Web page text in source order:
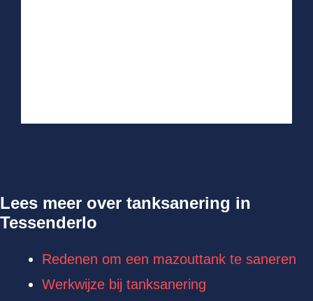
Lees meer over tanksanering in
Tessenderlo
Redenen om een mazouttank te saneren
Werkwijze bij tanksanering